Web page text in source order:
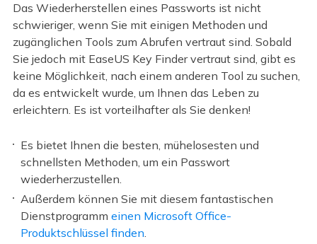
Das Wiederherstellen eines Passworts ist nicht
schwieriger, wenn Sie mit einigen Methoden und
zugänglichen Tools zum Abrufen vertraut sind. Sobald
Sie jedoch mit EaseUS Key Finder vertraut sind, gibt es
keine Möglichkeit, nach einem anderen Tool zu suchen,
da es entwickelt wurde, um Ihnen das Leben zu
erleichtern. Es ist vorteilhafter als Sie denken!
Es bietet Ihnen die besten, mühelosesten und
schnellsten Methoden, um ein Passwort
wiederherzustellen.
Außerdem können Sie mit diesem fantastischen
Dienstprogrammeinen Microsoft Office-
Produktschlüssel finden.